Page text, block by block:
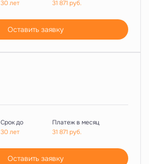
30 лет
31 871 руб.
Оставить заявку
Срок до
30 лет
Платеж в месяц
31 871 руб.
Оставить заявку